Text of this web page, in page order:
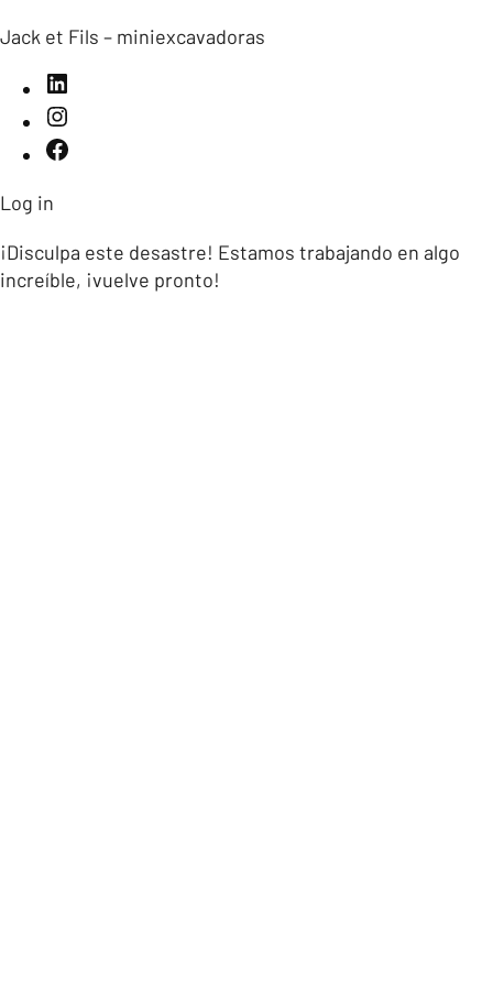
Jack et Fils – miniexcavadoras
Log in
¡Disculpa este desastre! Estamos trabajando en algo
increíble, ¡vuelve pronto!